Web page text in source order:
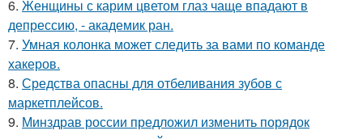
6. Женщины с карим цветом глаз чаще впадают в
депрессию, - академик ран.
7. Умная колонка может следить за вами по команде
хакеров.
8. Средства опасны для отбеливания зубов с
маркетплейсов.
9. Минздрав россии предложил изменить порядок